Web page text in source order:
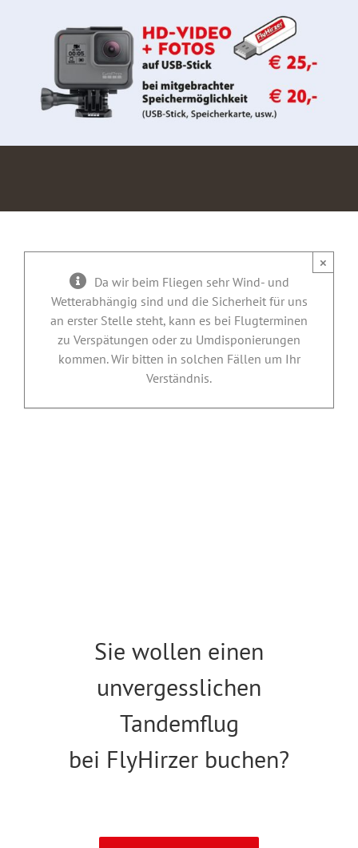
Da wir beim Fliegen sehr Wind- und
Wetterabhängig sind und die Sicherheit für uns
an erster Stelle steht, kann es bei Flugterminen
zu Verspätungen oder zu Umdisponierungen
kommen. Wir bitten in solchen Fällen um Ihr
Verständnis.
×
Sie wollen einen
unvergesslichen
Tandemflug
bei FlyHirzer buchen?